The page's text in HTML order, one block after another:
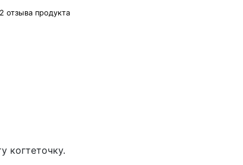
2 отзыва продукта
когтеточку.